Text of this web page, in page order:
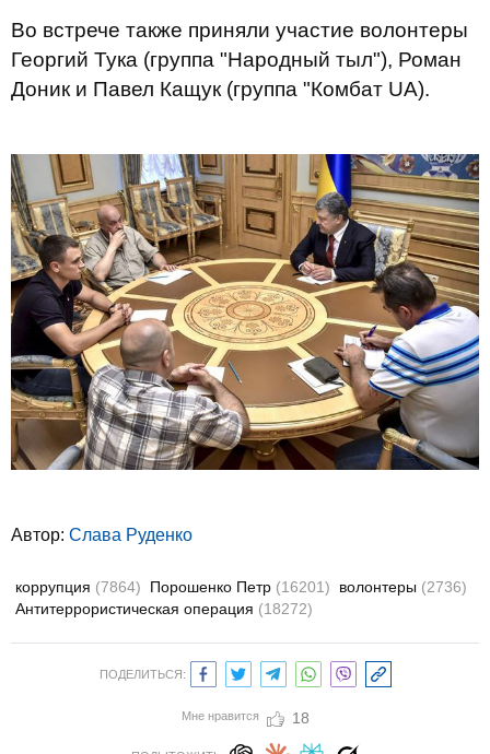
Во встрече также приняли участие волонтеры
Георгий Тука (группа "Народный тыл"), Роман
Доник и Павел Кащук (группа "Комбат UA).
Автор: Слава Руденко
коррупция (7864) Порошенко Петр (16201) волонтеры (2736)
Антитеррористическая операция (18272)
ПОДЕЛИТЬСЯ:
Мне нравится 18